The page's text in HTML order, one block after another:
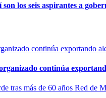
los seis aspirantes a
continúa
Red de